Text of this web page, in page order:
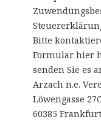
Bitte
Formular hier
senden Sie es
Arzach n.e.
Löwengasse
60385 Frankfurt